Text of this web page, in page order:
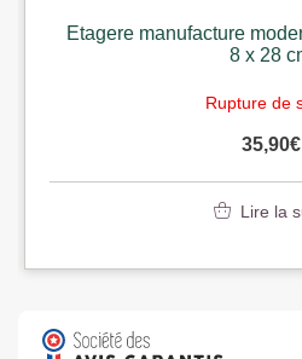
Etagere manufacture
8 x 28
Rupture de
35,90€
Lire la